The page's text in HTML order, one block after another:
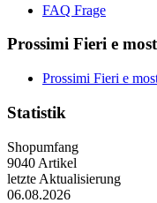
FAQ Frage
Prossimi Fieri e
Prossimi Fieri e
Statistik
Shopumfang
9040 Artikel
letzte Aktualisierung
06.08.2026